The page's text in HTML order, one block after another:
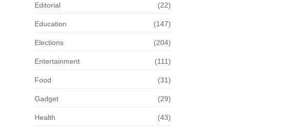
Editorial (22)
Education (147)
Elections (204)
Entertainment (111)
Food (31)
Gadget (29)
Health (43)